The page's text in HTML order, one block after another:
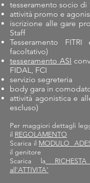
tesseramento socio di
attività promo e
iscrizione alle gare
Staff
Tesseramento
facoltativo)
tesseramento ASI
FIDAL, FCI
servizio segreteria
body gara in
attività agonistica e
escluso)
Per maggiori dettagli
il REGOLAMENTO
Scarica il MODULO
il genitore
Scarica la
all'ATTIVITA'